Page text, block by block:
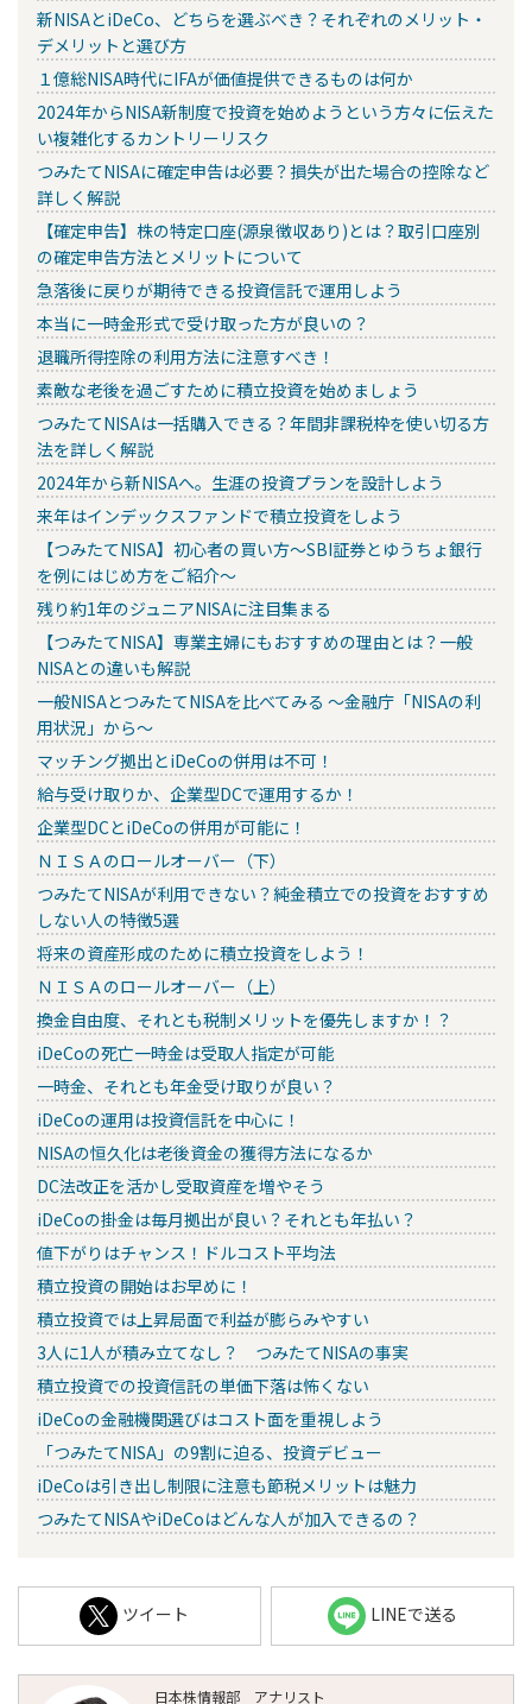
新NISAとiDeCo、どちらを選ぶべき？それぞれのメリット・
デメリットと選び方
１億総NISA時代にIFAが価値提供できるものは何か
2024年からNISA新制度で投資を始めようという方々に伝えた
い複雑化するカントリーリスク
つみたてNISAに確定申告は必要？損失が出た場合の控除など
詳しく解説
【確定申告】株の特定口座(源泉徴収あり)とは？取引口座別
の確定申告方法とメリットについて
急落後に戻りが期待できる投資信託で運用しよう
本当に一時金形式で受け取った方が良いの？
退職所得控除の利用方法に注意すべき！
素敵な老後を過ごすために積立投資を始めましょう
つみたてNISAは一括購入できる？年間非課税枠を使い切る方
法を詳しく解説
2024年から新NISAへ。生涯の投資プランを設計しよう
来年はインデックスファンドで積立投資をしよう
【つみたてNISA】初心者の買い方～SBI証券とゆうちょ銀行
を例にはじめ方をご紹介～
残り約1年のジュニアNISAに注目集まる
【つみたてNISA】専業主婦にもおすすめの理由とは？一般
NISAとの違いも解説
一般NISAとつみたてNISAを比べてみる ～金融庁「NISAの利
用状況」から～
マッチング拠出とiDeCoの併用は不可！
給与受け取りか、企業型DCで運用するか！
企業型DCとiDeCoの併用が可能に！
ＮＩＳＡのロールオーバー（下）
つみたてNISAが利用できない？純金積立での投資をおすすめ
しない人の特徴5選
将来の資産形成のために積立投資をしよう！
ＮＩＳＡのロールオーバー（上）
換金自由度、それとも税制メリットを優先しますか！？
iDeCoの死亡一時金は受取人指定が可能
一時金、それとも年金受け取りが良い？
iDeCoの運用は投資信託を中心に！
NISAの恒久化は老後資金の獲得方法になるか
DC法改正を活かし受取資産を増やそう
iDeCoの掛金は毎月拠出が良い？それとも年払い？
値下がりはチャンス！ドルコスト平均法
積立投資の開始はお早めに！
積立投資では上昇局面で利益が膨らみやすい
3人に1人が積み立てなし？ つみたてNISAの事実
積立投資での投資信託の単価下落は怖くない
iDeCoの金融機関選びはコスト面を重視しよう
「つみたてNISA」の9割に迫る、投資デビュー
iDeCoは引き出し制限に注意も節税メリットは魅力
つみたてNISAやiDeCoはどんな人が加入できるの？
ツイート LINEで送る
日本株情報部 アナリスト